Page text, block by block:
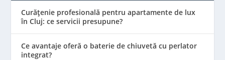
Curățenie profesională pentru apartamente de lux
în Cluj: ce servicii presupune?
Ce avantaje oferă o baterie de chiuvetă cu perlator
integrat?